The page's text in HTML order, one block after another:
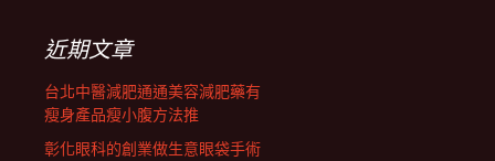
列近期文章
台北中醫減肥通通美容減肥藥有
瘦身產品瘦小腹方法推
彰化眼科的創業做生意眼袋手術